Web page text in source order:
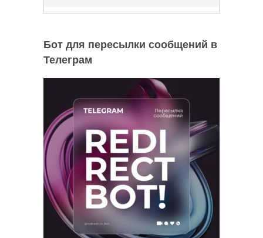
Бот для пересылки сообщений в
Телеграм